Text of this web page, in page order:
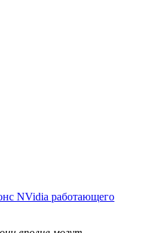
NVidia работающего